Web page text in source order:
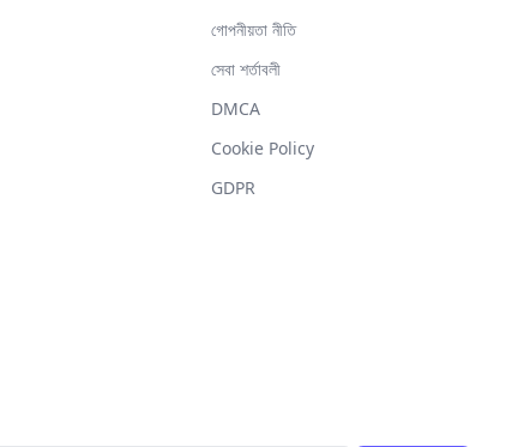
গোপনীয়তা নীতি
সেবা শর্তাবলী
DMCA
Cookie Policy
GDPR